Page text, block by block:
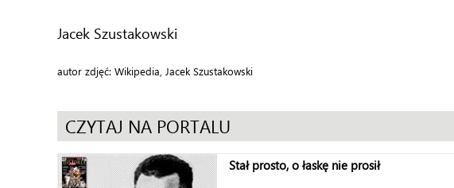
Jacek Szustakowski
autor zdjęć: Wikipedia, Jacek Szustakowski
CZYTAJ NA PORTALU
Stał prosto, o łaskę nie prosił